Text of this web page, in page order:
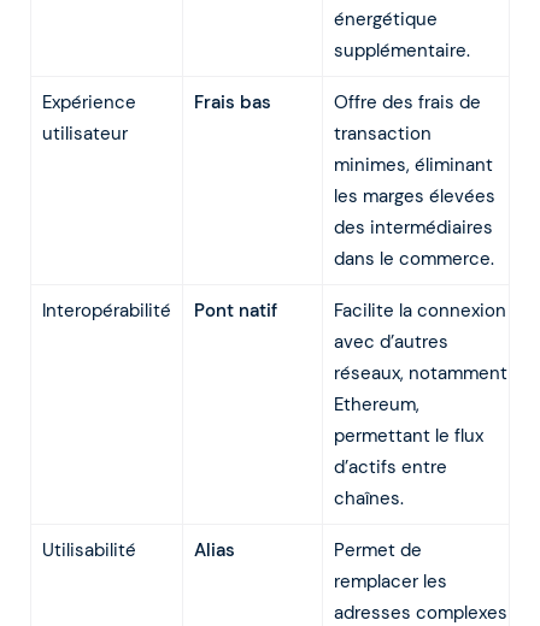
énergétique
supplémentaire.
Expérience
utilisateur
Frais bas
Offre des frais de
transaction
minimes, éliminant
les marges élevées
des intermédiaires
dans le commerce.
Interopérabilité Pont natif
Facilite la connexion
avec d’autres
réseaux, notamment
Ethereum,
permettant le flux
d’actifs entre
chaînes.
Utilisabilité Alias
Permet de
remplacer les
adresses complexes